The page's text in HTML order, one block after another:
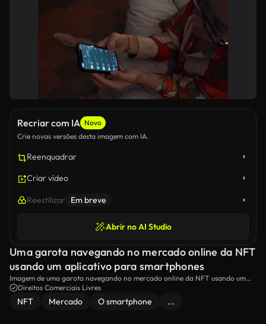
Recriar com IA Novo
Crie novas versões desta imagem com IA.
Reenquadrar
Criar vídeo
Reestilizar Em breve
Abrir no AI Studio
Uma garota navegando no mercado online da NFT
usando um aplicativo para smartphones
Imagem de uma garota navegando no mercado online da NFT usando um
aplicativo de smartphone.
Direitos Comerciais Livres
NFT Mercado O smartphone ...